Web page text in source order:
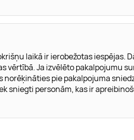
laikā ir ierobežotas iespējas.
vērtībā. Ja izvēlēto pakalpojumu
pie pakalpojuma
sniegti personām, kas ir